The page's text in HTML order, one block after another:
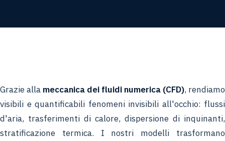
Grazie alla meccanica dei fluidi numerica (CFD), rendiamo
visibili e quantificabili fenomeni invisibili all'occhio: flussi
d'aria, trasferimenti di calore, dispersione di inquinanti,
stratificazione termica. I nostri modelli trasformano